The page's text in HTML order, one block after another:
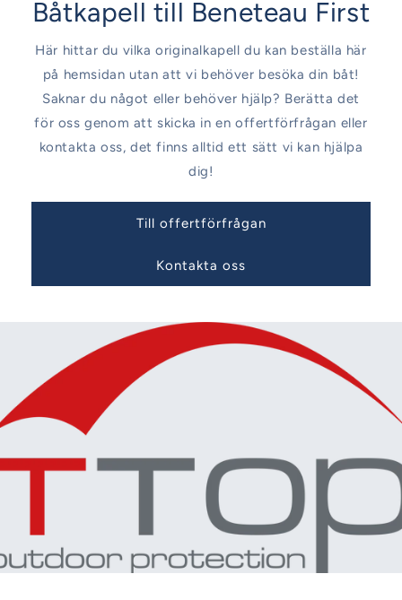
Båtkapell till Beneteau First
Här hittar du vilka originalkapell du kan beställa här
på hemsidan utan att vi behöver besöka din båt!
Saknar du något eller behöver hjälp? Berätta det
för oss genom att skicka in en offertförfrågan eller
kontakta oss, det finns alltid ett sätt vi kan hjälpa
dig!
Till offertförfrågan
Kontakta oss